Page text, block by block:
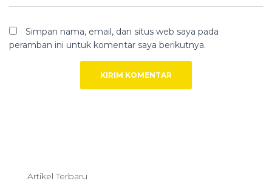
Simpan nama, email, dan situs web saya pada
peramban ini untuk komentar saya berikutnya.
Artikel Terbaru